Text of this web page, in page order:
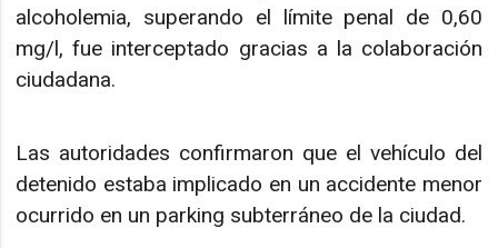
alcoholemia, superando el límite penal de 0,60
mg/l, fue interceptado gracias a la colaboración
ciudadana.
Las autoridades confirmaron que el vehículo del
detenido estaba implicado en un accidente menor
ocurrido en un parking subterráneo de la ciudad.